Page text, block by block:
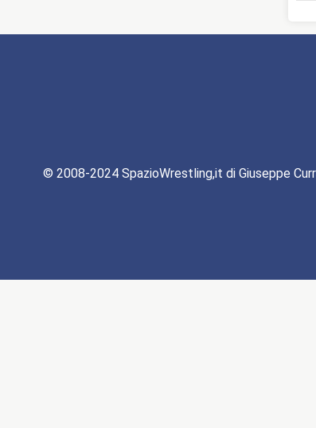
© 2008-2024 SpazioWrestling,it di Giuseppe